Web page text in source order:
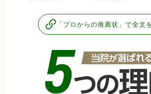
「プロからの推薦状」で全文